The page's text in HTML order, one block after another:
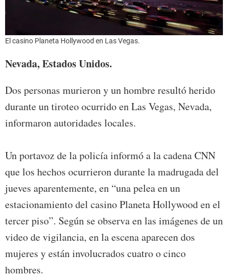
El casino Planeta Hollywood en Las Vegas.
Nevada, Estados Unidos.
Dos personas murieron y un hombre resultó herido
durante un tiroteo ocurrido en Las Vegas, Nevada,
informaron autoridades locales.
Un portavoz de la policía informó a la cadena CNN
que los hechos ocurrieron durante la madrugada del
jueves aparentemente, en “una pelea en un
estacionamiento del casino Planeta Hollywood en el
tercer piso”. Según se observa en las imágenes de un
video de vigilancia, en la escena aparecen dos
mujeres y están involucrados cuatro o cinco
hombres.